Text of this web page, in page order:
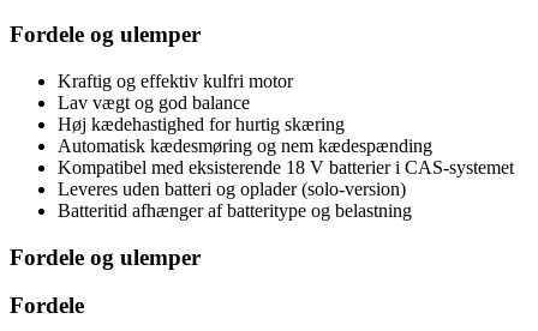
Fordele og ulemper
Kraftig og effektiv kulfri motor
Lav vægt og god balance
Høj kædehastighed for hurtig skæring
Automatisk kædesmøring og nem kædespænding
Kompatibel med eksisterende 18 V batterier i CAS-systemet
Leveres uden batteri og oplader (solo-version)
Batteritid afhænger af batteritype og belastning
Fordele og ulemper
Fordele